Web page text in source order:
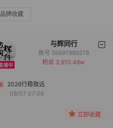
品牌收藏
与辉同行
备注
账号 56697889278
粉丝 3,910.48w
2026行稳致远
08/07 07:06
立即收藏